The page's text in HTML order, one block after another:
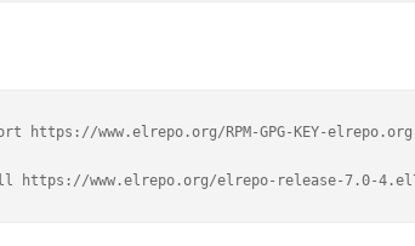
https://www.elrepo.org/RPM-GPG-KEY-elrepo.org
https://www.elrepo.org/elrepo-release-7.0-